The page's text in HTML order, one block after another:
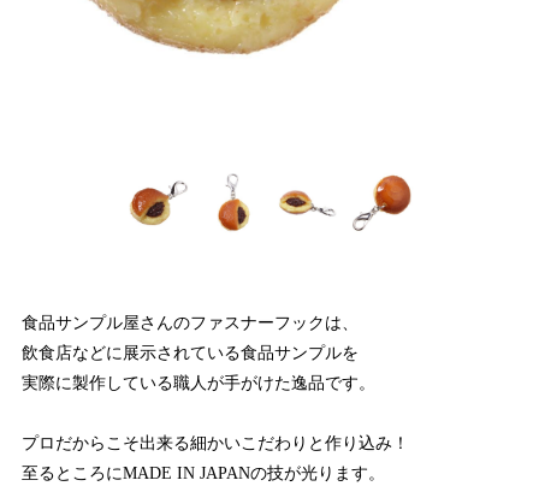
食品サンプル屋さんのファスナーフックは、
飲食店などに展示されている食品サンプルを
実際に製作している職人が手がけた逸品です。
プロだからこそ出来る細かいこだわりと作り込み！
至るところにMADE IN JAPANの技が光ります。